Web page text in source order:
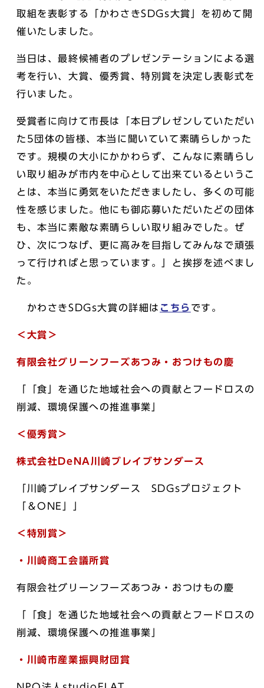
取組を表彰する「かわさきSDGs大賞」を初めて開
催いたしました。
当日は、最終候補者のプレゼンテーションによる選
考を行い、大賞、優秀賞、特別賞を決定し表彰式を
行いました。
受賞者に向けて市長は「本日プレゼンしていただい
た5団体の皆様、本当に聞いていて素晴らしかった
です。規模の大小にかかわらず、こんなに素晴らし
い取り組みが市内を中心として出来ているというこ
とは、本当に勇気をいただきましたし、多くの可能
性を感じました。他にも御応募いただいたどの団体
も、本当に素敵な素晴らしい取り組みでした。ぜ
ひ、次につなげ、更に高みを目指してみんなで頑張
って行ければと思っています。」と挨拶を述べまし
た。
かわさきSDGs大賞の詳細は こちら です。
＜大賞＞
有限会社グリーンフーズあつみ・おつけもの慶
「「食」を通じた地域社会への貢献とフードロスの
削減、環境保護への推進事業」
＜優秀賞＞
株式会社DeNA川崎ブレイブサンダース
「川崎ブレイブサンダース SDGsプロジェクト
「＆ONE」」
＜特別賞＞
・川崎商工会議所賞
有限会社グリーンフーズあつみ・おつけもの慶
「「食」を通じた地域社会への貢献とフードロスの
削減、環境保護への推進事業」
・川崎市産業振興財団賞